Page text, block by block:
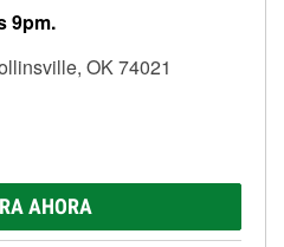
9pm.
OK 74021
AHORA